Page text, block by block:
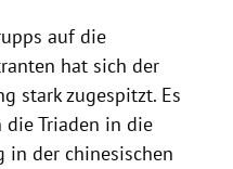
auf die
hat sich der
stark zugespitzt. Es
die Triaden in die
in der chinesischen